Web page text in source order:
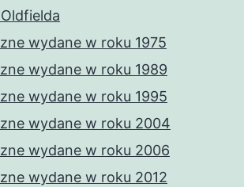
wydane w roku 1975
wydane w roku 1989
wydane w roku 1995
wydane w roku 2004
wydane w roku 2006
wydane w roku 2012